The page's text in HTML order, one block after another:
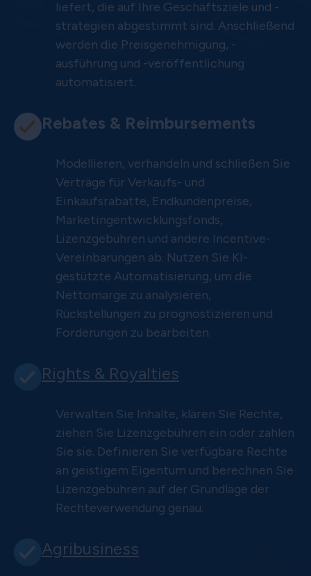
liefert, die auf Ihre Geschäftsziele und -
strategien abgestimmt sind. Anschließend
werden die Preisgenehmigung, -
ausführung und -veröffentlichung
automatisiert.
Rebates & Reimbursements
Modellieren, verhandeln und schließen Sie
Verträge für Verkaufs- und
Einkaufsrabatte, Endkundenpreise,
Marketingentwicklungsfonds,
Lizenzgebühren und andere Incentive-
Vereinbarungen ab. Nutzen Sie KI-
gestützte Automatisierung, um die
Nettomarge zu analysieren,
Rückstellungen zu prognostizieren und
Forderungen zu bearbeiten.
Rights & Royalties
Verwalten Sie Inhalte, klären Sie Rechte,
ziehen Sie Lizenzgebühren ein oder zahlen
Sie sie. Definieren Sie verfügbare Rechte
an geistigem Eigentum und berechnen Sie
Lizenzgebühren auf der Grundlage der
Rechteverwendung genau.
Agribusiness